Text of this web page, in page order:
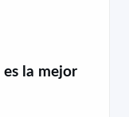
la mejor